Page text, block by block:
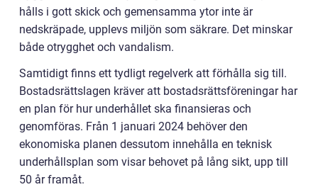
hålls i gott skick och gemensamma ytor inte är
nedskräpade, upplevs miljön som säkrare. Det minskar
både otrygghet och vandalism.
Samtidigt finns ett tydligt regelverk att förhålla sig till.
Bostadsrättslagen kräver att bostadsrättsföreningar har
en plan för hur underhållet ska finansieras och
genomföras. Från 1 januari 2024 behöver den
ekonomiska planen dessutom innehålla en teknisk
underhållsplan som visar behovet på lång sikt, upp till
50 år framåt.